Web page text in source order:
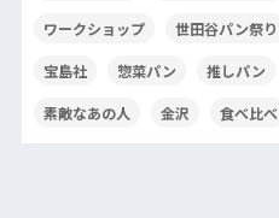
ワークショップ 世田谷パン祭り
宝島社 惣菜パン 推しパン
素敵なあの人 金沢 食べ比べ